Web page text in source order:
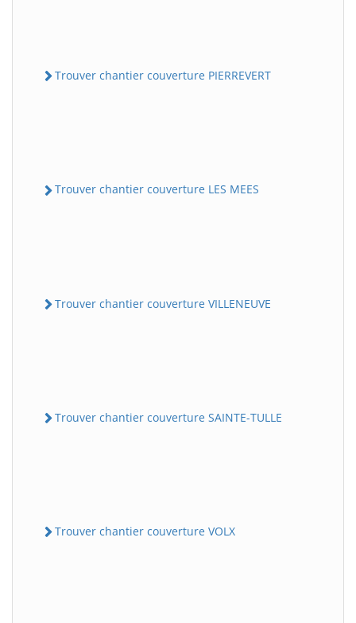
Trouver chantier couverture PIERREVERT
Trouver chantier couverture LES MEES
Trouver chantier couverture VILLENEUVE
Trouver chantier couverture SAINTE-TULLE
Trouver chantier couverture VOLX